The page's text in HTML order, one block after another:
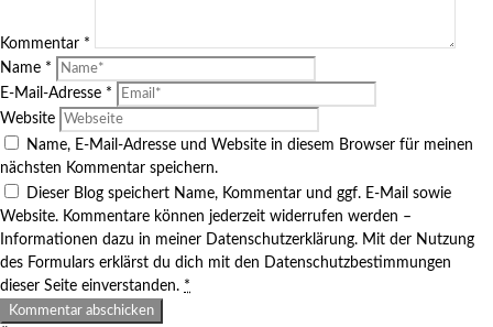
Kommentar *
Name *
E-Mail-Adresse *
Website
Name, E-Mail-Adresse und Website in diesem Browser für meinen
nächsten Kommentar speichern.
Dieser Blog speichert Name, Kommentar und ggf. E-Mail sowie
Website. Kommentare können jederzeit widerrufen werden –
Informationen dazu in meiner Datenschutzerklärung. Mit der Nutzung
des Formulars erklärst du dich mit den Datenschutzbestimmungen
dieser Seite einverstanden. *